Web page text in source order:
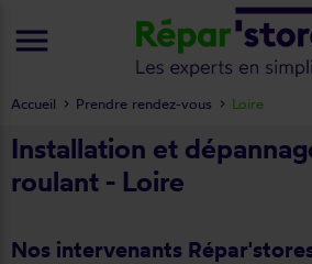
Installation et
roulant - Loire
Nos intervenants
Accueil Prendre rendez-vous Loire
menu